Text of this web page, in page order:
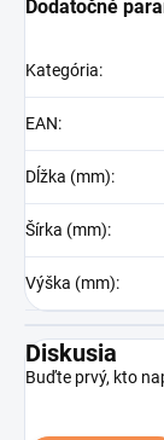
Dodatočné
Kategória:
EAN:
Dĺžka (mm):
Šírka (mm):
Výška (mm):
Diskusia
Buďte prvý, kto